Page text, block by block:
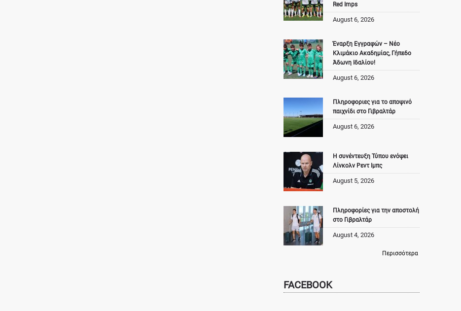
Red Imps
August 6, 2026
Έναρξη Εγγραφών – Νέο
Κλιμάκιο Ακαδημίας, Γήπεδο
Άδωνη Ιδαλίου!
August 6, 2026
Πληροφοριες για το αποψινό
παιχνίδι στο Γιβραλτάρ
August 6, 2026
Η συνέντευξη Τύπου ενόψει
Λίνκολν Ρεντ Ιμπς
August 5, 2026
Πληροφορίες για την αποστολή
στο Γιβραλτάρ
August 4, 2026
Περισσότερα
FACEBOOK